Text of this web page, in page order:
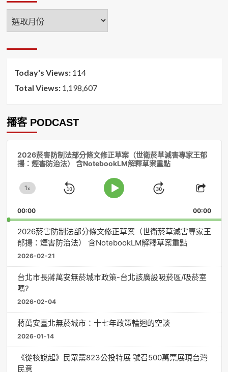
年
月
Today's Views: 114
Total Views: 1,198,607
播客 PODCAST
2026菸害防制法部分條文修正草案（世衛菸草減害專家王郁
揚：煙害防治法） 含NotebookLM解釋草案重點
Change
Rate
1x
Skip
Play
Jump
Forward
Share
00:00 00:00
2026菸害防制法部分條文修正草案（世衛菸草減害專家王
郁揚：煙害防治法） 含NotebookLM解釋草案重點
2026-02-21
台北市長蔣萬安無菸城市政策-台北該廣設吸菸區/吸菸室
嗎?
2026-02-04
蔣萬安臺北無菸城市：十七年政策輪迴的空談
2026-01-14
《從核說起》民眾黨823公投特展 號召500萬票展現台灣
民意